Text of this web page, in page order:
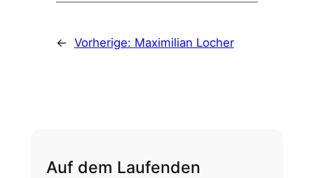
← Vorherige: Maximilian Locher
Auf dem Laufenden